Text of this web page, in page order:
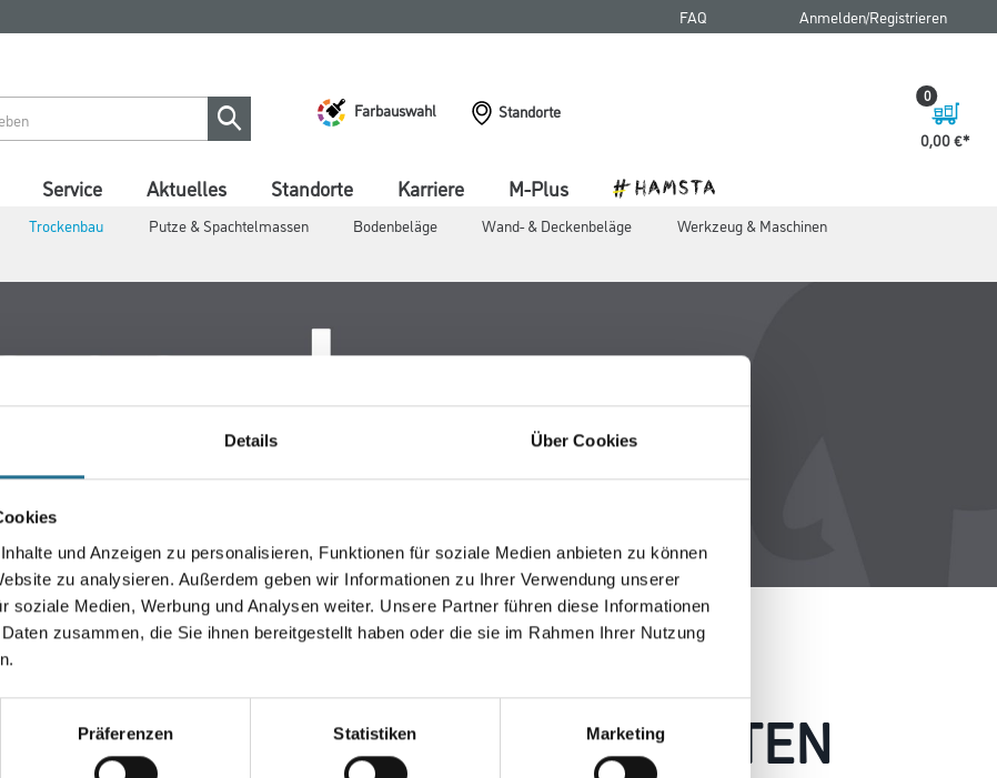
Details Über Cookies
und Anzeigen zu personalisieren, Funktionen für soziale Medien anbieten zu können
zu analysieren. Außerdem geben wir Informationen zu Ihrer Verwendung unserer
soziale Medien, Werbung und Analysen weiter. Unsere Partner führen diese Informationen
zusammen, die Sie ihnen bereitgestellt haben oder die sie im Rahmen Ihrer Nutzung
Präferenzen Statistiken Marketing
FAQ Anmelden/Registrieren
Farbauswahl
Standorte
0,00 €
0
Trockenbau Putze & Spachtelmassen Bodenbeläge Wand- & Deckenbeläge
Werkzeug & Maschinen
Service Aktuelles Standorte Karriere M-Plus
IST AUFGETRETEN